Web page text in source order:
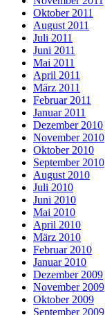
Oktober 2011
August 2011
Juli 2011
Juni 2011
Mai 2011
April 2011
März 2011
Februar 2011
Januar 2011
Dezember 2010
November 2010
Oktober 2010
September 2010
August 2010
Juli 2010
Juni 2010
Mai 2010
April 2010
März 2010
Februar 2010
Januar 2010
Dezember 2009
November 2009
Oktober 2009
September 2009